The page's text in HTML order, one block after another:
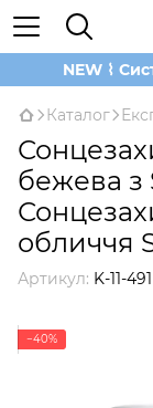
NEW ⌇
Каталог
бежева з
обличчя
Артикул: K-11-491
−40%